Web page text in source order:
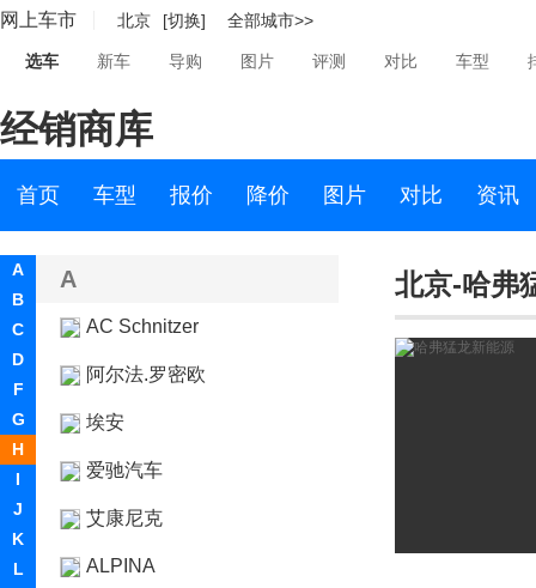
网上车市 北京 [切换] 全部城市>>
选车 新车 导购 图片 评测 对比 车型
经销商库
首页 车型 报价 降价 图片 对比 资讯
A
B
C
D
F
G
H
I
J
K
L
A
AC Schnitzer
阿尔法.罗密欧
埃安
爱驰汽车
艾康尼克
ALPINA
北京-哈弗